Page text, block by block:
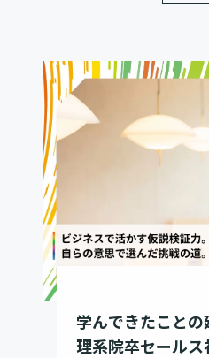
学んできたことの
理系院卒セール